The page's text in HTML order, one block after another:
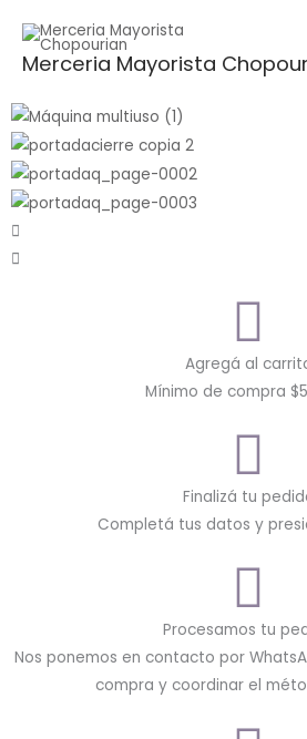
contenido
Merceria Mayorista
Buscar
por:
BUSCAR
Agregá al
Mínimo de compra
Finalizá tu
Completá tus datos y
Procesamos tu
Nos ponemos en contacto por
compra y coordinar el